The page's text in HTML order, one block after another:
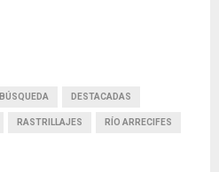
BÚSQUEDA DESTACADAS
RASTRILLAJES RÍO ARRECIFES